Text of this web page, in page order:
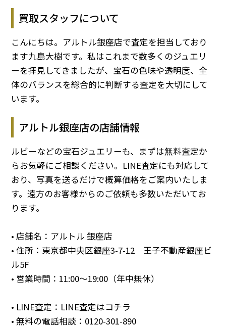
買取スタッフについて
こんにちは。アルトル銀座店で査定を担当しており
ます九島大樹です。私はこれまで数多くのジュエリ
ーを拝見してきましたが、宝石の色味や透明度、全
体のバランスを総合的に判断する査定を大切にして
います。
アルトル銀座店の店舗情報
ルビーなどの宝石ジュエリーも、まずは無料査定か
らお気軽にご相談ください。LINE査定にも対応して
おり、写真を送るだけで概算価格をご案内いたしま
す。遠方のお客様からのご依頼も多数いただいてお
ります。
• 店舗名：アルトル 銀座店
• 住所：東京都中央区銀座3-7-12 王子不動産銀座ビ
ル5F
• 営業時間：11:00～19:00（年中無休）
• LINE査定： LINE査定はコチラ
• 無料の電話相談： 0120-301-890